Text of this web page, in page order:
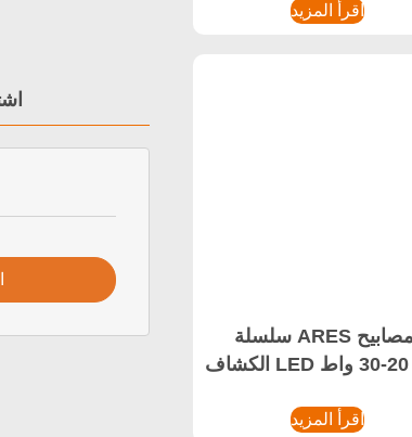
اقرأ المزيد
سلسلة ARES لمصابيح
الكشاف LED بقوة 20-30 واط
اقرأ المزيد